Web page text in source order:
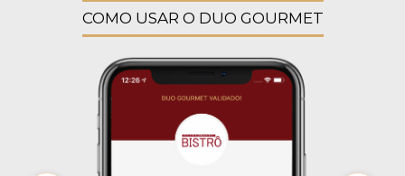
COMO USAR O DUO GOURMET